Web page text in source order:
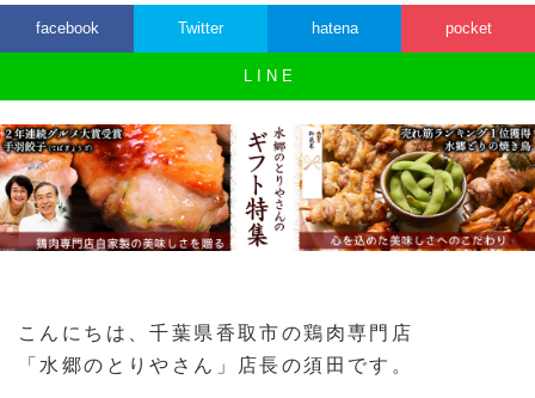
facebook Twitter hatena pocket
L I N E
こんにちは、千葉県香取市の鶏肉専門店
「水郷のとりやさん」店長の須田です。